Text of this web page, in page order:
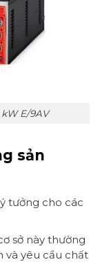
E/9AV
sản
tưởng cho các
sở này thường
và yêu cầu chất